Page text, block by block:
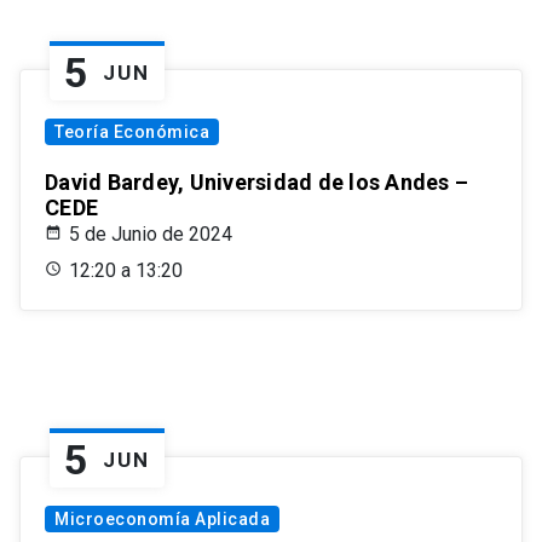
5 JUN
Teoría Económica
David Bardey, Universidad de los Andes –
CEDE
5 de Junio de 2024
12:20 a 13:20
5 JUN
Microeconomía Aplicada